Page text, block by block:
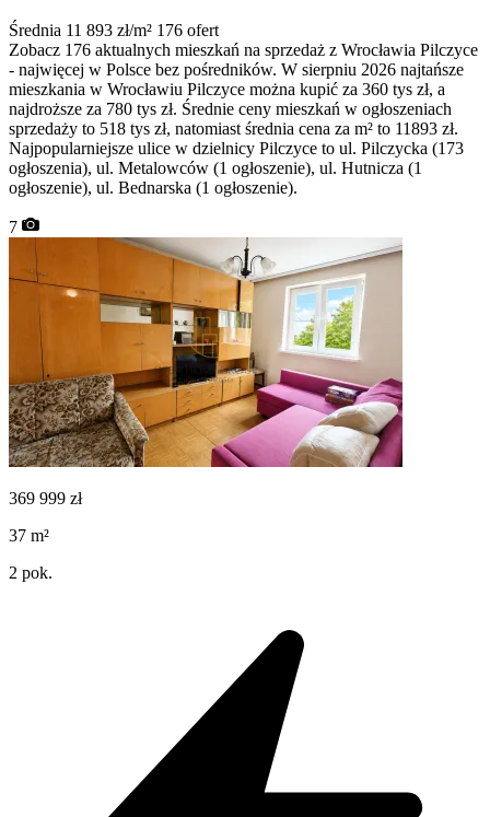
Średnia 11 893 zł/m² 176 ofert
Zobacz 176 aktualnych mieszkań na sprzedaż z Wrocławia Pilczyce
- najwięcej w Polsce bez pośredników. W sierpniu 2026 najtańsze
mieszkania w Wrocławiu Pilczyce można kupić za 360 tys zł, a
najdroższe za 780 tys zł. Średnie ceny mieszkań w ogłoszeniach
sprzedaży to 518 tys zł, natomiast średnia cena za m² to 11893 zł.
Najpopularniejsze ulice w dzielnicy Pilczyce to ul. Pilczycka (173
ogłoszenia), ul. Metalowców (1 ogłoszenie), ul. Hutnicza (1
ogłoszenie), ul. Bednarska (1 ogłoszenie).
7
369 999 zł
37 m²
2 pok.